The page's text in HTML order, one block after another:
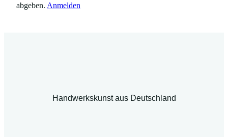
abgeben. Anmelden
Handwerkskunst aus Deutschland